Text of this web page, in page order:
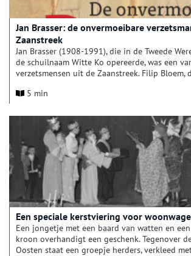
Jan Brasser: de onvermoeibare
Zaanstreek
Jan Brasser (1908-1991), die in de Tweede
de schuilnaam Witte Ko opereerde, was een
verzetsmensen uit de Zaanstreek. Filip Bloem,
5 min
Een speciale kerstviering voor
Een jongetje met een baard van watten en
kroon overhandigt een geschenk. Tegenover
Oosten staat een groepje herders, verkleed